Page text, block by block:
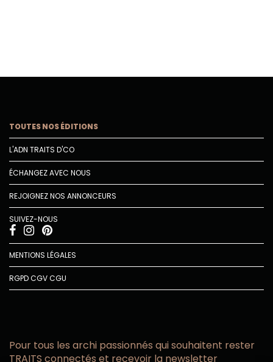
TOUTES NOS ÉDITIONS
L'ADN TRAITS D'CO
ÉCHANGEZ AVEC NOUS
REJOIGNEZ NOS ANNONCEURS
SUIVEZ-NOUS
MENTIONS LÉGALES
RGPDCGVCGU
Pour tous les archi passionnés qui souhaitent rester
TRAITS connectés et recevoir la newsletter